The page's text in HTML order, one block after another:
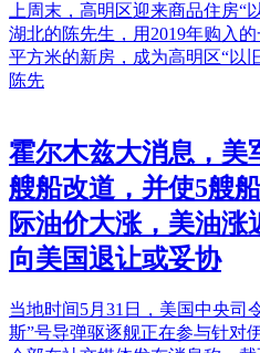
上周末，高明区迎来商品住房“
湖北的陈先生，用2019年购入
平方米的新房，成为高明区“以
陈先
霍尔木兹大消息，美
艘船改道，并使5艘
际油价大涨，美油
向美国退让或妥协
当地时间5月31日，美国中央司
斯”号导弹驱逐舰正在参与针对